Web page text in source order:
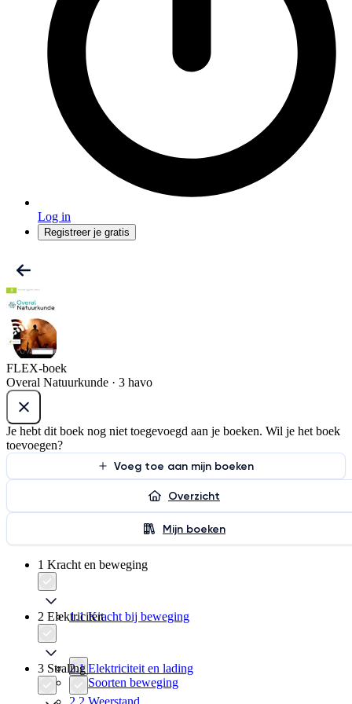
Log in
Registreer je gratis
FLEX-boek
Overal Natuurkunde · 3 havo
Je hebt dit boek nog niet toegevoegd aan je boeken. Wil je het boek
toevoegen?
Voeg toe aan mijn boeken
Overzicht
Mijn boeken
1 Kracht en beweging
1.1 Kracht bij beweging
1.2 Soorten beweging
2 Elektriciteit
2.1 Elektriciteit en lading
3 Straling